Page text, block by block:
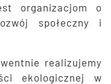
organizacjom o
społeczny i
realizujemy
ekologicznej w